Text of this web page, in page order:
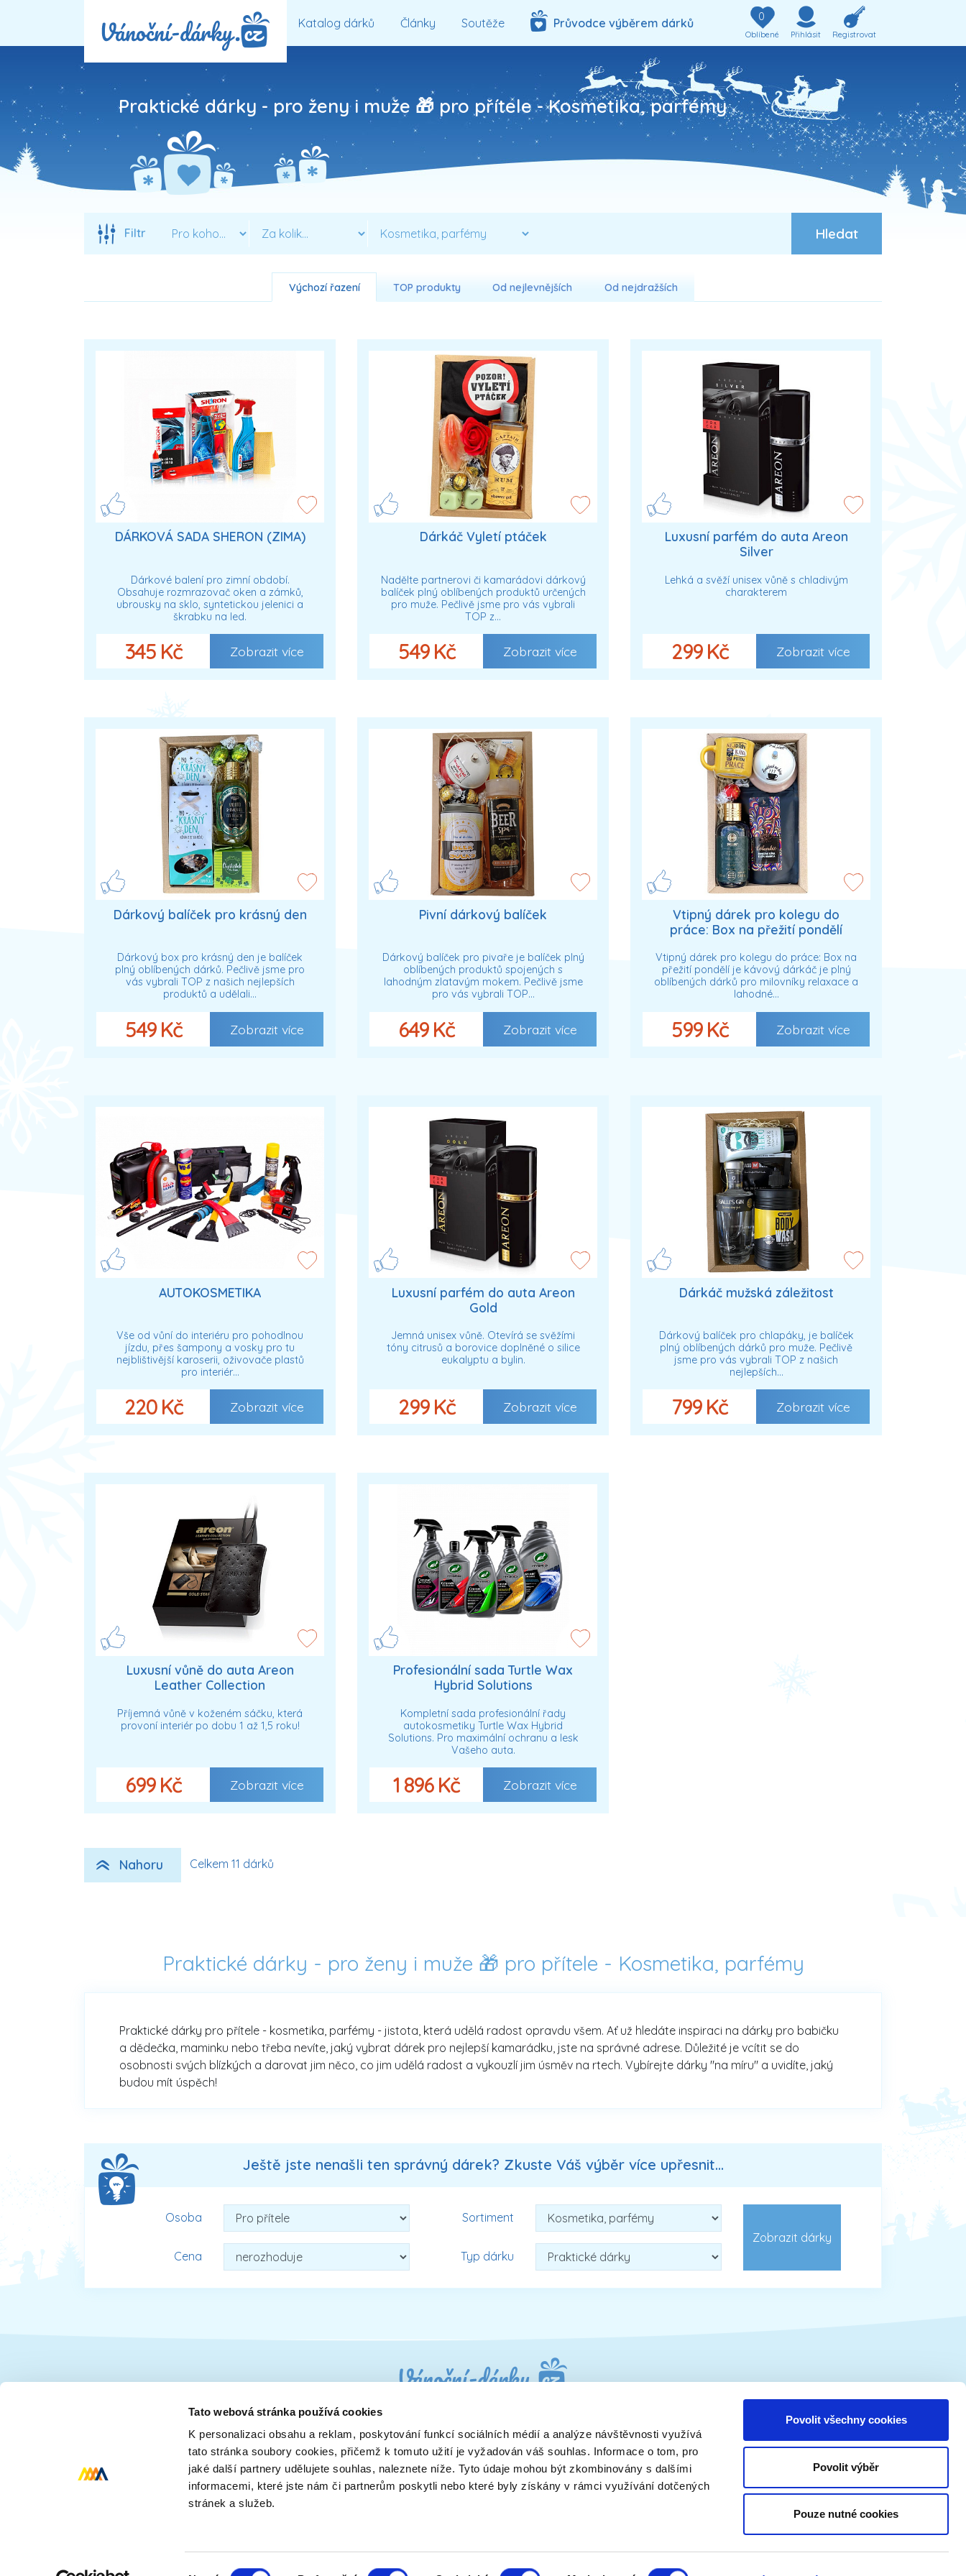
Tato webová stránka používá cookies
K personalizaci obsahu a reklam, poskytování funkcí sociálních médií a analýze návštěvnosti využívá
tato stránka soubory cookies, přičemž k tomuto užití je vyžadován váš souhlas. Informace o tom, pro
jaké další partnery udělujete souhlas, naleznete níže. Tyto údaje mohou být zkombinovány s dalšími
informacemi, které jste nám či partnerům poskytli nebo které byly získány v rámci využívání dotčených
stránek a služeb.
Povolit všechny cookies
Povolit výběr
Pouze nutné cookies
Katalog dárků Články Soutěže Průvodce výběrem dárků 0
Oblíbené Přihlásit Registrovat
Praktické dárky - pro ženy i muže 🎁 pro přítele -Kosmetika, parfémy
Filtr
Výchozí řazení TOP produkty Od nejlevnějších Od nejdražších
DÁRKOVÁ SADA SHERON (ZIMA)
Dárkové balení pro zimní období.
Obsahuje rozmrazovač oken a zámků,
ubrousky na sklo, syntetickou jelenici a
škrabku na led.
345 Kč Zobrazit více
Dárkáč Vyletí ptáček
Nadělte partnerovi či kamarádovi dárkový
balíček plný oblíbených produktů určených
pro muže. Pečlivě jsme pro vás vybrali
TOP z…
549 Kč Zobrazit více
Luxusní parfém do auta Areon
Silver
Lehká a svěží unisex vůně s chladivým
charakterem
299 Kč Zobrazit více
Dárkový balíček pro krásný den
Dárkový box pro krásný den je balíček
plný oblíbených dárků. Pečlivě jsme pro
vás vybrali TOP z našich nejlepších
produktů a udělali…
549 Kč Zobrazit více
Pivní dárkový balíček
Dárkový balíček pro pivaře je balíček plný
oblíbených produktů spojených s
lahodným zlatavým mokem. Pečlivě jsme
pro vás vybrali TOP…
649 Kč Zobrazit více
Vtipný dárek pro kolegu do
práce: Box na přežití pondělí
Vtipný dárek pro kolegu do práce: Box na
přežití pondělí je kávový dárkáč je plný
oblíbených dárků pro milovníky relaxace a
lahodné…
599 Kč Zobrazit více
AUTOKOSMETIKA
Vše od vůní do interiéru pro pohodlnou
jízdu, přes šampony a vosky pro tu
nejblištivější karoserii, oživovače plastů
pro interiér…
220 Kč Zobrazit více
Luxusní parfém do auta Areon
Gold
Jemná unisex vůně. Otevírá se svěžími
tóny citrusů a borovice doplněné o silice
eukalyptu a bylin.
299 Kč Zobrazit více
Dárkáč mužská záležitost
Dárkový balíček pro chlapáky, je balíček
plný oblíbených dárků pro muže. Pečlivě
jsme pro vás vybrali TOP z našich
nejlepších…
799 Kč Zobrazit více
Luxusní vůně do auta Areon
Leather Collection
Příjemná vůně v koženém sáčku, která
provoní interiér po dobu 1 až 1,5 roku!
699 Kč Zobrazit více
Profesionální sada Turtle Wax
Hybrid Solutions
Kompletní sada profesionální řady
autokosmetiky Turtle Wax Hybrid
Solutions. Pro maximální ochranu a lesk
Vašeho auta.
1 896 Kč Zobrazit více
Nahoru Celkem 11 dárků
Praktické dárky - pro ženy i muže 🎁 pro přítele - Kosmetika, parfémy
Praktické dárky pro přítele - kosmetika, parfémy - jistota, která udělá radost opravdu všem. Ať už hledáte inspiraci na dárky pro babičku
a dědečka, maminku nebo třeba nevíte, jaký vybrat dárek pro nejlepší kamarádku, jste na správné adrese. Důležité je vcítit se do
osobnosti svých blízkých a darovat jim něco, co jim udělá radost a vykouzlí jim úsměv na rtech. Vybírejte dárky "na míru" a uvidíte, jaký
budou mít úspěch!
Ještě jste nenašli ten správný dárek? Zkuste Váš výběr více upřesnit...
Osoba
Cena
Sortiment
Typ dárku
Dárky pro dceru Dárky pro muže
Dárky pro syna
Dárky pro babičku Dárky pro maminku
Dárky pro tatínka
Dárky pro seniory Dárky pro rodiče a páry
Dárky pro přítelkyni
Dárky pro přítele
Vánoční tématika
Vánoční tradice
Vánoční recepty